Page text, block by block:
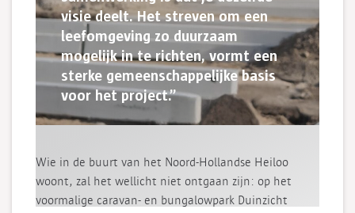
visie deelt. Het streven om een
leefomgeving zo duurzaam
mogelijk in te richten, vormt een
sterke gemeenschappelijke basis
voor het project.”
Wie in de buurt van het Noord-Hollandse Heiloo
woont, zal het wellicht niet ontgaan zijn: op het
voormalige caravan- en bungalowpark Duinzicht